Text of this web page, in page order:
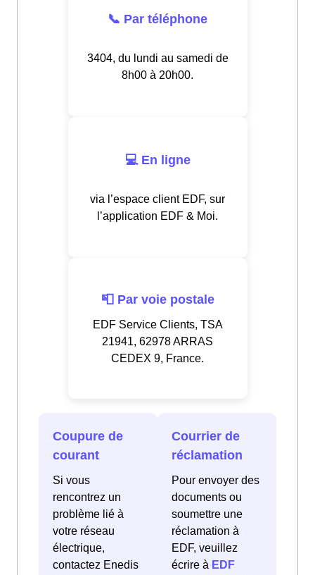
📞 Par téléphone
3404, du lundi au samedi de
8h00 à 20h00.
💻 En ligne
via l’espace client EDF, sur
l’application EDF & Moi.
📮 Par voie postale
EDF Service Clients, TSA
21941, 62978 ARRAS
CEDEX 9, France.
Coupure de
courant
Si vous
rencontrez un
problème lié à
votre réseau
électrique,
contactez Enedis
Courrier de
réclamation
Pour envoyer des
documents ou
soumettre une
réclamation à
EDF, veuillez
écrire à EDF